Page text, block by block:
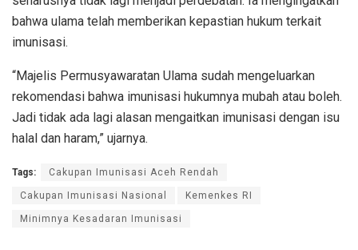
bahwa ulama telah memberikan kepastian hukum terkait
imunisasi.
“Majelis Permusyawaratan Ulama sudah mengeluarkan
rekomendasi bahwa imunisasi hukumnya mubah atau boleh.
Jadi tidak ada lagi alasan mengaitkan imunisasi dengan isu
halal dan haram,” ujarnya.
Tags: Cakupan Imunisasi Aceh Rendah
Cakupan Imunisasi Nasional Kemenkes RI
Minimnya Kesadaran Imunisasi